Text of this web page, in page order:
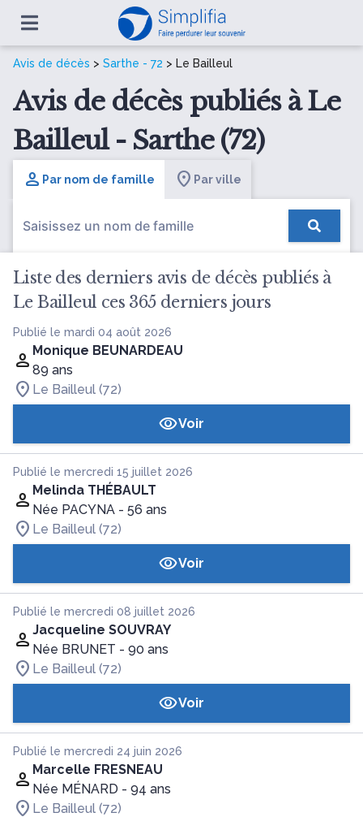
Avis de décès > Sarthe - 72 > Le Bailleul
Avis de décès publiés à Le
Bailleul - Sarthe (72)
Par nom de famille Par ville
Liste des derniers avis de décès publiés à
Le Bailleul ces 365 derniers jours
Publié le mardi 04 août 2026
Monique BEUNARDEAU
89 ans
Le Bailleul (72)
Voir
Publié le mercredi 15 juillet 2026
Melinda THÉBAULT
Née PACYNA - 56 ans
Le Bailleul (72)
Voir
Publié le mercredi 08 juillet 2026
Jacqueline SOUVRAY
Née BRUNET - 90 ans
Le Bailleul (72)
Voir
Publié le mercredi 24 juin 2026
Marcelle FRESNEAU
Née MÉNARD - 94 ans
Le Bailleul (72)